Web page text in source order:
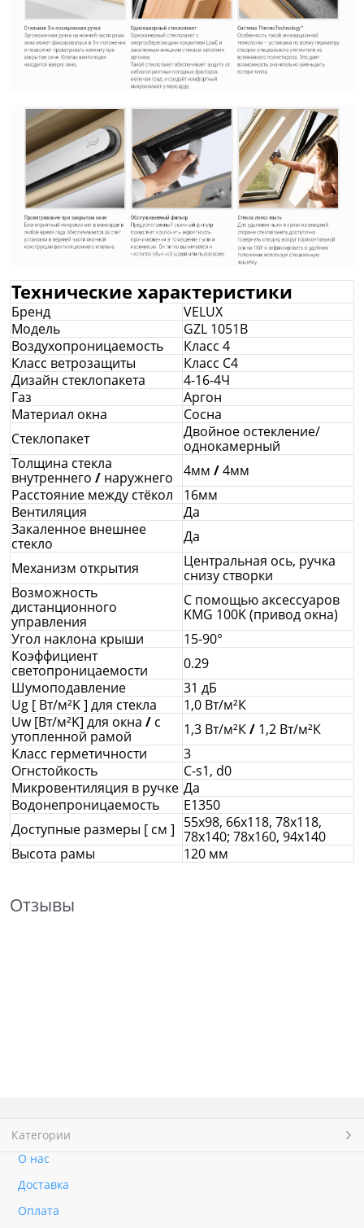
Технические характеристики
Бренд
VELUX
Модель
GZL 1051В
Воздухопроницаемость
Класс 4
Класс ветрозащиты
Класс С4
Дизайн стеклопакета
4-16-4Ч
Газ
Аргон
Материал окна
Сосна
Стеклопакет
Двойное остекление/
однокамерный
Толщина стекла
внутреннего / наружнего 4мм /4мм
Расстояние между стёкол
16мм
Вентиляция
Да
Закаленное внешнее
стекло
Да
Механизм открытия
Центральная ось, ручка
снизу створки
Возможность
дистанционного
управления
С помощью аксессуаров
KMG 100K (привод окна)
Угол наклона крыши
15-90°
Коэффициент
светопроницаемости
0.29
Шумоподавление
31 дБ
Ug [ Вт/м²K ] для стекла
1,0 Вт/м²К
Uw [Вт/м²K] для окна / с
утопленной рамой
1,3 Вт/м²К/ 1,2 Вт/м²К
Класс герметичности
3
Огнстойкость
C-s1, d0
Микровентиляция в ручке Да
Водонепроницаемость
E1350
Доступные размеры [ см ] 55x98, 66x118, 78x118,
78х140; 78х160, 94х140
Высота рамы
120 мм
Отзывы
Категории
О нас
Доставка
Оплата